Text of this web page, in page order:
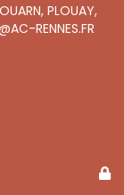
PLOUAY,
RENNES.FR